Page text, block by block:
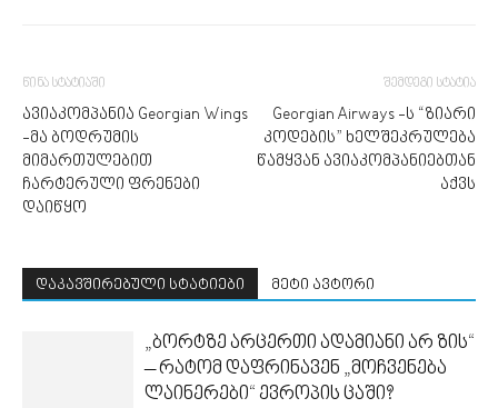
წინა სტატიაში
ავიაკომპანია Georgian Wings
-მა ბოდრუმის
მიმართულებით
ჩარტერული ფრენები
დაიწყო
შემდეგი სტატია
Georgian Airways -ს “ზიარი
კოდების” ხელშეკრულება
წამყვან ავიაკომპანიებთან
აქვს
დაკავშირებული სტატიები მეტი ავტორი
„ბორტზე არცერთი ადამიანი არ ზის“
– რატომ დაფრინავენ „მოჩვენება
ლაინერები“ ევროპის ცაში?